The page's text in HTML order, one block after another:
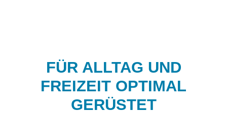
FÜR ALLTAG UND
FREIZEIT OPTIMAL
GERÜSTET